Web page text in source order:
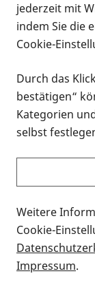
Infomaterial
Vorlesen
Alle
Formaten
Sie möchten
suchen und
können?
Thema
für blinde und
Auf dieser
jederzeit mit
indem Sie die
Cookie-
Durch das
bestätigen“
Kategorien
selbst
Weitere
Cookie-
Impressum.